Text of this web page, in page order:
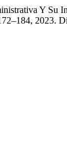
Y Su
2023.